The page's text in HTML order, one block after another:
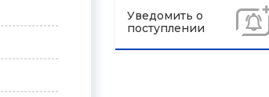
Уведомить о
поступлении